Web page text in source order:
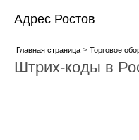
Адрес Ростов
Главная страница> Торговое
Штрих-коды в